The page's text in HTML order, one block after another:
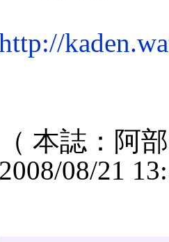
（ 本誌：阿
2008/08/21